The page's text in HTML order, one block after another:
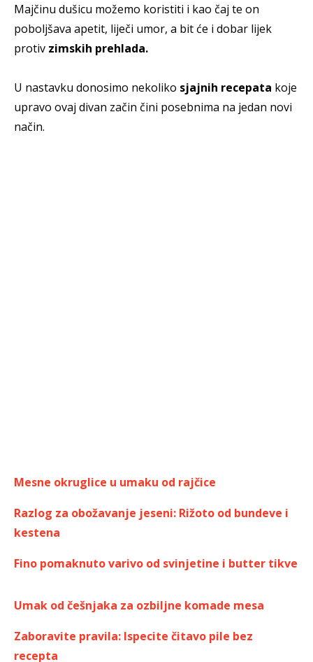
Majčinu dušicu možemo koristiti i kao čaj te on
poboljšava apetit, liječi umor, a bit će i dobar lijek
protiv zimskih prehlada.
U nastavku donosimo nekoliko sjajnih recepata koje
upravo ovaj divan začin čini posebnima na jedan novi
način.
Mesne okruglice u umaku od rajčice
Razlog za obožavanje jeseni: Rižoto od bundeve i
kestena
Fino pomaknuto varivo od svinjetine i butter tikve
Umak od češnjaka za ozbiljne komade mesa
Zaboravite pravila: Ispecite čitavo pile bez
recepta